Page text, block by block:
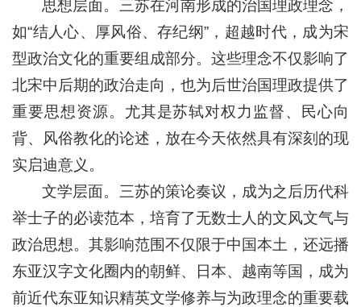
思想层面。三苏在河南形成的治国理政理念，
如“结人心、厚风俗、存纪纲”，超越时代，成为宋
型政治文化的重要组成部分。这些理念不仅影响了
北宋中后期的政治走向，也为后世治国理政提供了
重要思想资源。尤其是苏轼对权力监督、民心向
背、风俗教化的论述，放在今天依然具有深刻的现
实启迪意义。
文学层面。三苏的策论奏议，成为之后历代科
举士子的必读范本，培育了无数士人的文风文气与
政治思想。其影响范围不仅限于中国本土，还远播
东亚汉字文化圈内的朝鲜、日本、越南等国，成为
前近代东亚知识精英文学修养与为政理念的重要载